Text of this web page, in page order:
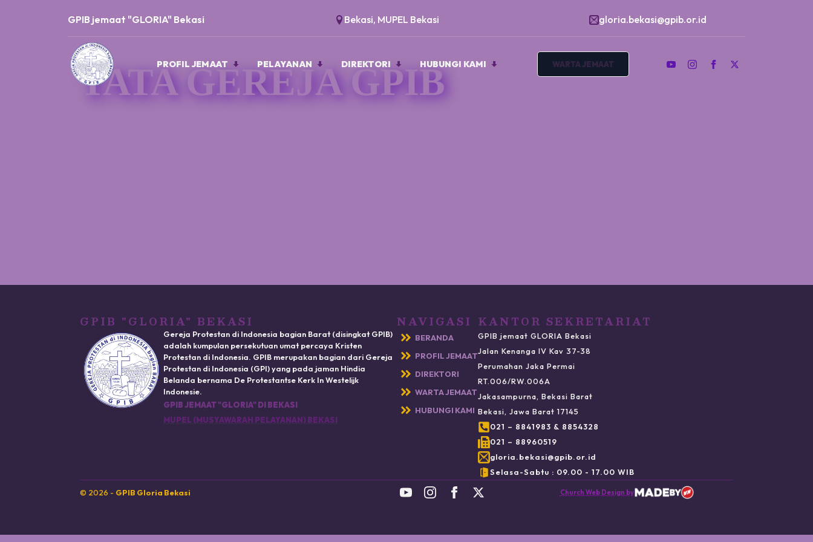
GPIB jemaat "GLORIA" Bekasi Bekasi, MUPEL Bekasi gloria.bekasi@gpib.or.id
PROFIL JEMAAT PELAYANAN DIREKTORI HUBUNGI KAMI WARTA JEMAAT
TATA GEREJA GPIB
GPIB "GLORIA" BEKASI
Gereja Protestan di Indonesia bagian Barat (disingkat GPIB)
adalah kumpulan persekutuan umat percaya Kristen
Protestan di Indonesia. GPIB merupakan bagian dari Gereja
Protestan di Indonesia (GPI) yang pada jaman Hindia
Belanda bernama De Protestantse Kerk In Westelijk
Indonesie.
GPIB JEMAAT "GLORIA" DI BEKASI
MUPEL (MUSYAWARAH PELAYANAN) BEKASI
NAVIGASI
BERANDA
PROFIL JEMAAT
DIREKTORI
WARTA JEMAAT
HUBUNGI KAMI
KANTOR SEKRETARIAT
GPIB jemaat GLORIA Bekasi
Jalan Kenanga IV Kav 37-38
Perumahan Jaka Permai
RT.006/RW.006A
Jakasampurna, Bekasi Barat
Bekasi, Jawa Barat 17145
021 – 8841983 & 8854328
021 – 88960519
gloria.bekasi@gpib.or.id
Selasa-Sabtu : 09.00 - 17.00 WIB
© 2026 - GPIB Gloria Bekasi Church Web Design by